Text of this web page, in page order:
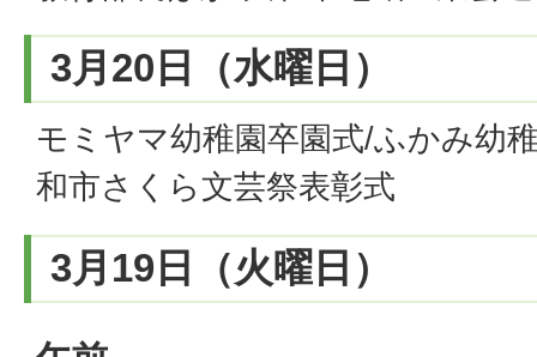
3月20日（水曜日）
モミヤマ幼稚園卒園式/ふかみ幼
和市さくら文芸祭表彰式
3月19日（火曜日）